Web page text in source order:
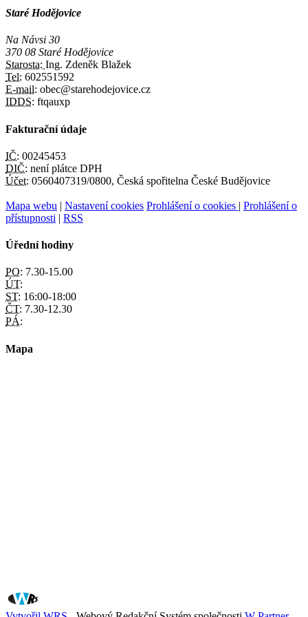
Staré Hodějovice
Na Návsi 30
370 08 Staré Hodějovice
Starosta: Ing. Zdeněk Blažek
Tel: 602551592
E-mail: obec@starehodejovice.cz
IDDS: ftqauxp
Fakturační údaje
IČ: 00245453
DIČ: není plátce DPH
Účet: 0560407319/0800, Česká spořitelna České Budějovice
Mapa webu | Nastavení cookies Prohlášení o cookies | Prohlášení o
přístupnosti | RSS
Úřední hodiny
PO: 7.30-15.00
ÚT:
ST: 16:00-18:00
ČT: 7.30-12.30
PÁ:
Mapa